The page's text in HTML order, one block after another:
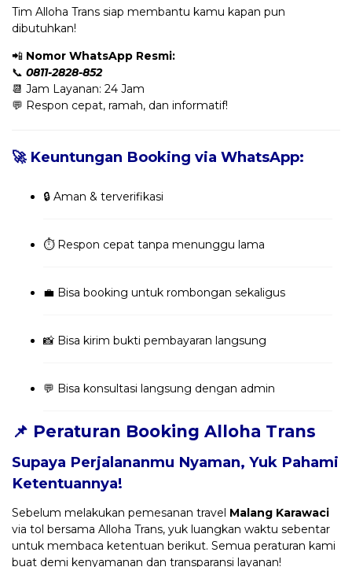
Tim Alloha Trans siap membantu kamu kapan pun
dibutuhkan!
📲 Nomor WhatsApp Resmi:
📞 0811-2828-852
📆 Jam Layanan: 24 Jam
💬 Respon cepat, ramah, dan informatif!
🚀 Keuntungan Booking via WhatsApp:
🔒 Aman & terverifikasi
⏱️ Respon cepat tanpa menunggu lama
💼 Bisa booking untuk rombongan sekaligus
📸 Bisa kirim bukti pembayaran langsung
💬 Bisa konsultasi langsung dengan admin
📌 Peraturan Booking Alloha Trans
Supaya Perjalananmu Nyaman, Yuk Pahami
Ketentuannya!
Sebelum melakukan pemesanan travel Malang Karawaci
via tol bersama Alloha Trans, yuk luangkan waktu sebentar
untuk membaca ketentuan berikut. Semua peraturan kami
buat demi kenyamanan dan transparansi layanan!